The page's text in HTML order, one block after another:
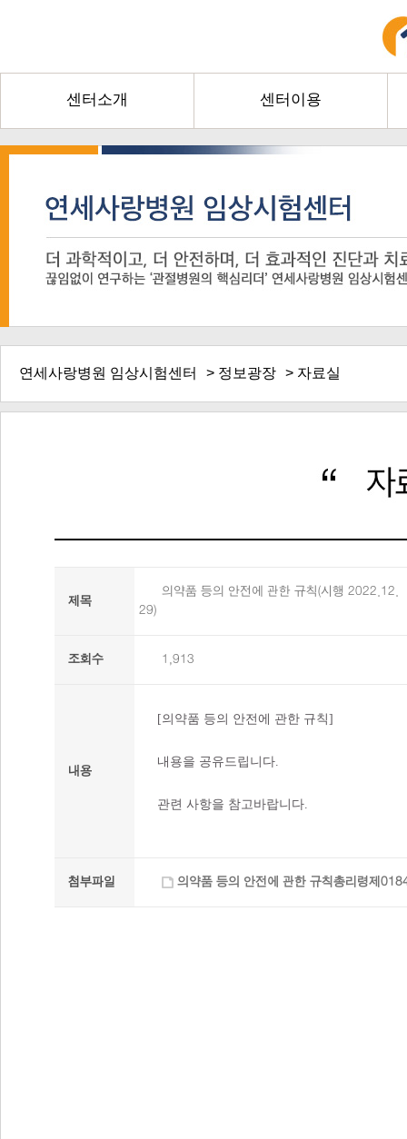
센터소개 센터이용
연세사랑병원 임상시험센터 > 정보광장 > 자료실
제목
의약품 등의 안전에 관한 규칙(시행 2022.12.
29)
조회수 1,913
내용
[의약품 등의 안전에 관한 규칙]
내용을 공유드립니다.
관련 사항을 참고바랍니다.
첨부파일 의약품 등의 안전에 관한 규칙총리령제